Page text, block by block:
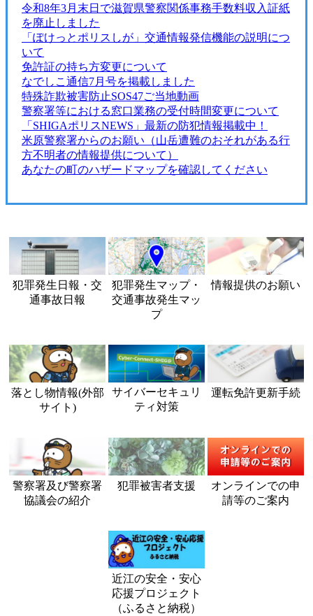
令和8年3月末日で滋賀県警察関係事務手数料収入証紙
を廃止しました
「ぽけっとポリスしが」交通情報発信機能の説明につ
いて
免許証の持ち方変更について
なでしこ通信7月号を掲載しました
特殊詐欺被害防止SOS47ご当地動画
警察署等における窓口業務の受付時間変更について
「SHIGAポリスNEWS」最新の防犯情報掲載中！
米原警察署からのお願い（山岳遭難のおそれがある行
方不明者の情報提供について）
あなたの町のハザードマップを確認してください
犯罪発生日報・交
通事故日報
犯罪発生マップ・
交通事故発生マッ
プ
情報提供のお願い
落とし物情報(外部
サイト)
サイバーセキュリ
ティ対策
運転免許更新手続
警察署及び警察署
協議会の紹介
犯罪被害者支援
オンラインでの申
請等のご案内
近江の安全・安心
応援プロジェクト
（ふるさと納税）